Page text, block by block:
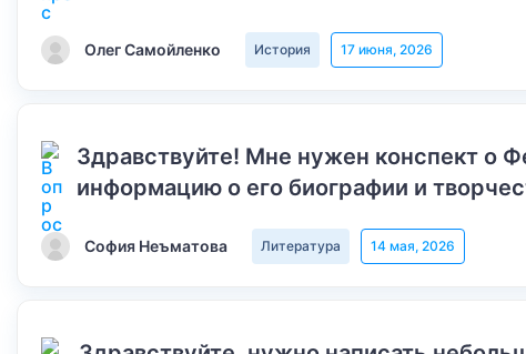
Олег Самойленко История 17 июня, 2026
Здравствуйте! Мне нужен конспект о
информацию о его биографии и
София Неъматова Литература 14 мая, 2026